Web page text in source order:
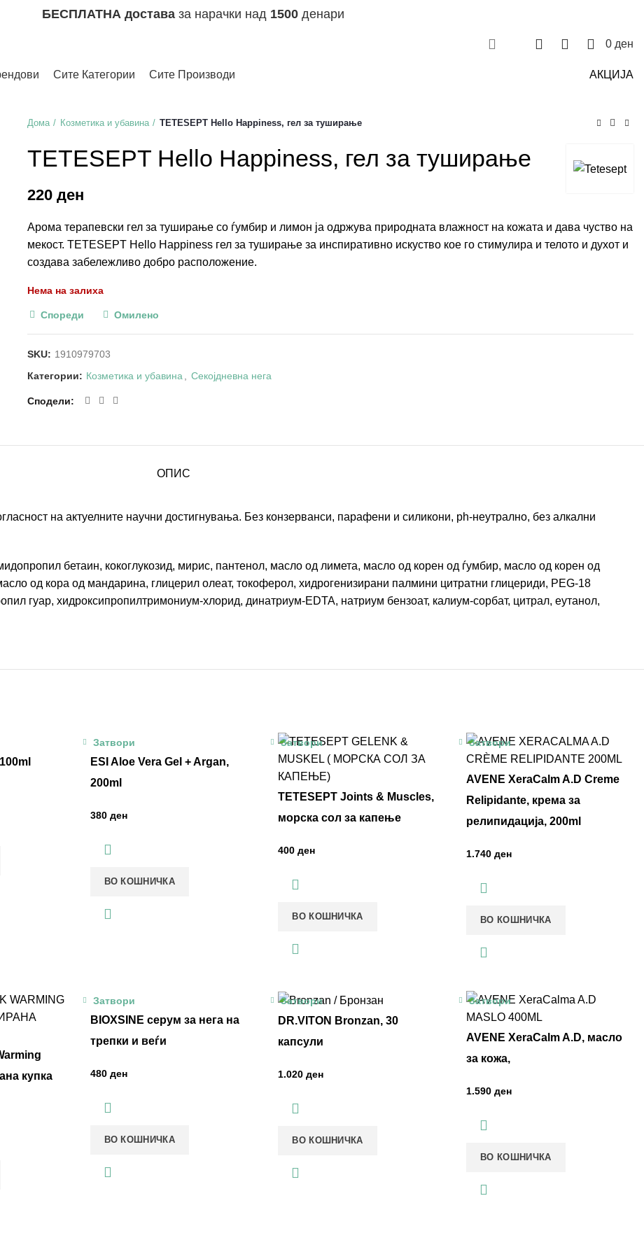
БЕСПЛАТНА доставаза нарачки над 1500денари
0 ден
Сите Категории Сите Производи АКЦИЈА
Дома Козметика и убавина TETESEPT Hello Happiness, гел за туширање
TETESEPT Hello Happiness, гел за туширање
ден
Арома терапевски гел за туширање со ѓумбир и лимон ја одржува природната влажност на кожата и дава чуство на
мекост. TETESEPT Hello Happiness гел за туширање за инспиративно искуство кое го стимулира и телото и духот и
создава забележливо добро расположение.
Нема на залиха
Спореди Омилено
SKU: 1910979703
Категории: Козметика и убавина Секојдневна нега
Сподели
ОПИС
на актуелните научни достигнувања. Без конзерванси, парафени и силикони, ph-неутрално, без алкални
бетаин, кокоглукозид, мирис, пантенол, масло од лимета, масло од корен од ѓумбир, масло од корен од
од кора од мандарина, глицерил олеат, токоферол, хидрогенизирани палмини цитратни глицериди, PEG-18
гуар, хидроксипропилтримониум-хлорид, динатриум-EDTA, натриум бензоат, калиум-сорбат, цитрал, еутанол,
Затвори
ESI Aloe Vera Gel + Argan,
200ml
ден
ВО КОШНИЧКА
Затвори
TETESEPT Joints & Muscles,
морска сол за капење
ден
ВО КОШНИЧКА
Затвори
AVENE XeraCalm A.D Creme
Relipidante, крема за
релипидација, 200ml
ден
ВО КОШНИЧКА
купка
Затвори
BIOXSINE серум за нега на
трепки и веѓи
ден
ВО КОШНИЧКА
Затвори
DR.VITON Bronzan, 30
капсули
ден
ВО КОШНИЧКА
Затвори
AVENE XeraCalm A.D, масло
за кожа,
ден
ВО КОШНИЧКА